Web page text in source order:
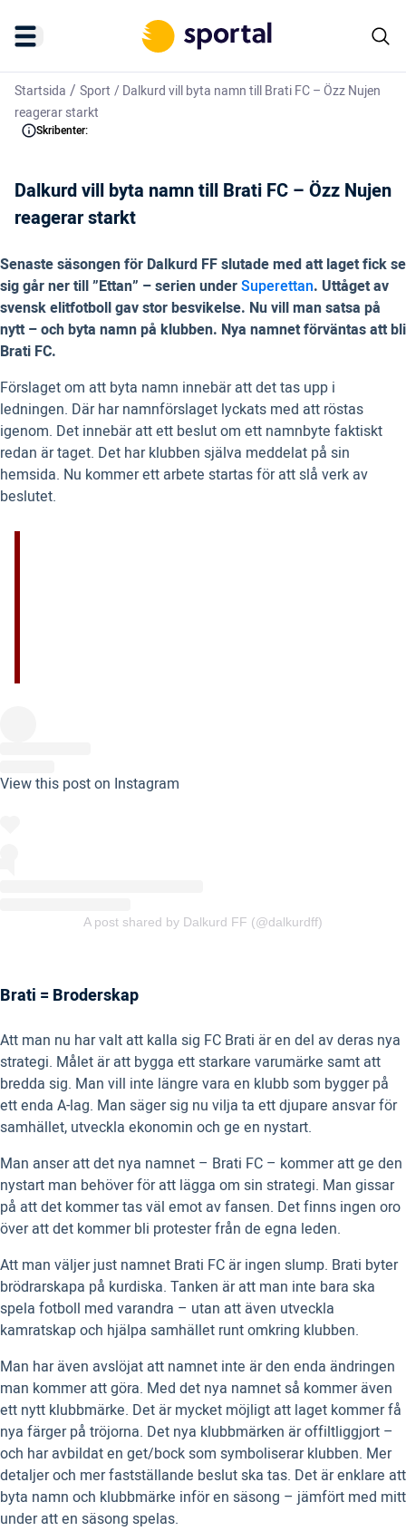
Startsida / Sport /Dalkurd vill byta namn till Brati FC – Özz Nujen
reagerar starkt
Skribenter:
Dalkurd vill byta namn till Brati FC – Özz Nujen
reagerar starkt
Senaste säsongen för Dalkurd FF slutade med att laget fick se
sig går ner till ”Ettan” – serien underSuperettan. Uttåget av
svensk elitfotboll gav stor besvikelse. Nu vill man satsa på
nytt – och byta namn på klubben. Nya namnet förväntas att bli
Brati FC.
Förslaget om att byta namn innebär att det tas upp i
ledningen. Där har namnförslaget lyckats med att röstas
igenom. Det innebär att ett beslut om ett namnbyte faktiskt
redan är taget. Det har klubben själva meddelat på sin
hemsida. Nu kommer ett arbete startas för att slå verk av
beslutet.
View this post on Instagram
A post shared by Dalkurd FF (@dalkurdff)
Brati = Broderskap
Att man nu har valt att kalla sig FC Brati är en del av deras nya
strategi. Målet är att bygga ett starkare varumärke samt att
bredda sig. Man vill inte längre vara en klubb som bygger på
ett enda A-lag. Man säger sig nu vilja ta ett djupare ansvar för
samhället, utveckla ekonomin och ge en nystart.
Man anser att det nya namnet – Brati FC – kommer att ge den
nystart man behöver för att lägga om sin strategi. Man gissar
på att det kommer tas väl emot av fansen. Det finns ingen oro
över att det kommer bli protester från de egna leden.
Att man väljer just namnet Brati FC är ingen slump. Brati byter
brödrarskapa på kurdiska. Tanken är att man inte bara ska
spela fotboll med varandra – utan att även utveckla
kamratskap och hjälpa samhället runt omkring klubben.
Man har även avslöjat att namnet inte är den enda ändringen
man kommer att göra. Med det nya namnet så kommer även
ett nytt klubbmärke. Det är mycket möjligt att laget kommer få
nya färger på tröjorna. Det nya klubbmärken är offiltliggjort –
och har avbildat en get/bock som symboliserar klubben. Mer
detaljer och mer fastställande beslut ska tas. Det är enklare att
byta namn och klubbmärke inför en säsong – jämfört med mitt
under att en säsong spelas.